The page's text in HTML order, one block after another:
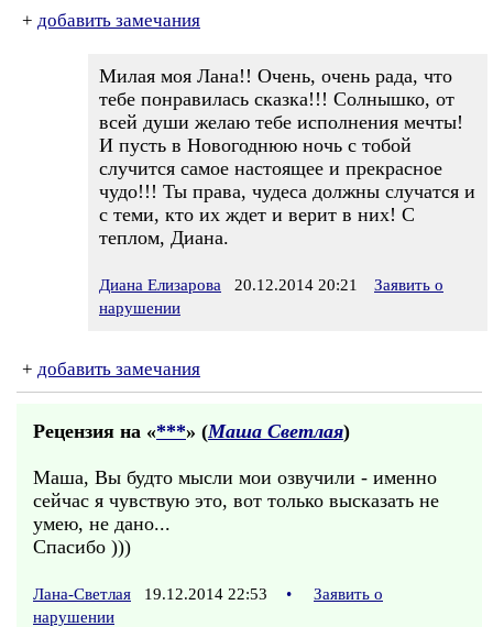
+ добавить замечания
Милая моя Лана!! Очень, очень рада, что
тебе понравилась сказка!!! Солнышко, от
всей души желаю тебе исполнения мечты!
И пусть в Новогоднюю ночь с тобой
случится самое настоящее и прекрасное
чудо!!! Ты права, чудеса должны случатся и
с теми, кто их ждет и верит в них! С
теплом, Диана.
Диана Елизарова 20.12.2014 20:21
Заявить о
нарушении
+ добавить замечания
Рецензия на «***» (Маша Светлая)
Маша, Вы будто мысли мои озвучили - именно
сейчас я чувствую это, вот только высказать не
умею, не дано...
Спасибо )))
Лана-Светлая 19.12.2014 22:53 •
Заявить о
нарушении